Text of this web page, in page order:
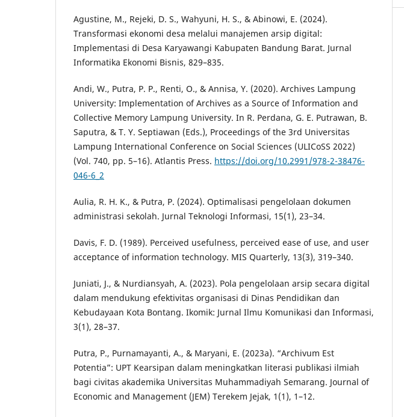
Agustine, M., Rejeki, D. S., Wahyuni, H. S., & Abinowi, E. (2024).
Transformasi ekonomi desa melalui manajemen arsip digital:
Implementasi di Desa Karyawangi Kabupaten Bandung Barat. Jurnal
Informatika Ekonomi Bisnis, 829–835.
Andi, W., Putra, P. P., Renti, O., & Annisa, Y. (2020). Archives Lampung
University: Implementation of Archives as a Source of Information and
Collective Memory Lampung University. In R. Perdana, G. E. Putrawan, B.
Saputra, & T. Y. Septiawan (Eds.), Proceedings of the 3rd Universitas
Lampung International Conference on Social Sciences (ULICoSS 2022)
(Vol. 740, pp. 5–16). Atlantis Press. https://doi.org/10.2991/978-2-38476-
046-6_2
Aulia, R. H. K., & Putra, P. (2024). Optimalisasi pengelolaan dokumen
administrasi sekolah. Jurnal Teknologi Informasi, 15(1), 23–34.
Davis, F. D. (1989). Perceived usefulness, perceived ease of use, and user
acceptance of information technology. MIS Quarterly, 13(3), 319–340.
Juniati, J., & Nurdiansyah, A. (2023). Pola pengelolaan arsip secara digital
dalam mendukung efektivitas organisasi di Dinas Pendidikan dan
Kebudayaan Kota Bontang. Ikomik: Jurnal Ilmu Komunikasi dan Informasi,
3(1), 28–37.
Putra, P., Purnamayanti, A., & Maryani, E. (2023a). “Archivum Est
Potentia”: UPT Kearsipan dalam meningkatkan literasi publikasi ilmiah
bagi civitas akademika Universitas Muhammadiyah Semarang. Journal of
Economic and Management (JEM) Terekem Jejak, 1(1), 1–12.